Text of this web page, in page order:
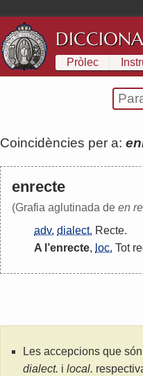
Pròlec
Coincidències per a:
enrecte
(Grafia aglutinada de en
adv. dialect. Recte.
A ’enrecte, loc. Tot
Les accepcions que
dialect. i local.